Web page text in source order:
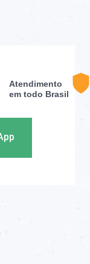
Atendimento
em todo Brasil